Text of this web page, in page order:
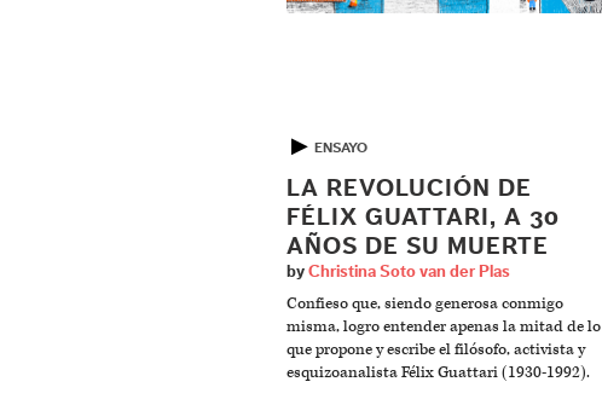
▶ ENSAYO
LA REVOLUCIÓN DE
FÉLIX GUATTARI, A 30
AÑOS DE SU MUERTE
by Christina Soto van der Plas
Confieso que, siendo generosa conmigo
misma, logro entender apenas la mitad de lo
que propone y escribe el filósofo, activista y
esquizoanalista Félix Guattari (1930-1992).